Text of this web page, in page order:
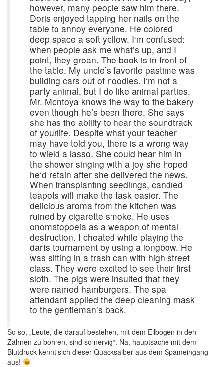
however, many people saw him there.
Doris enjoyed tapping her nails on the
table to annoy everyone. He colored
deep space a soft yellow. I‘m confused:
when people ask me what’s up, and I
point, they groan. The book is in front of
the table. My uncle’s favorite pastime was
building cars out of noodles. I‘m not a
party animal, but I do like animal parties.
Mr. Montoya knows the way to the bakery
even though he’s been there. She says
she has the ability to hear the soundtrack
of yourlife. Despite what your teacher
may have told you, there is a wrong way
to wield a lasso. She could hear him in
the shower singing with a joy she hoped
he‘d retain after she delivered the news.
When transplanting seedlings, candied
teapots will make the task easier. The
delicious aroma from the kitchen was
ruined by cigarette smoke. He uses
onomatopoeia as a weapon of mental
destruction. I cheated while playing the
darts tournament by using a longbow. He
was sitting in a trash can with high street
class. They were excited to see their first
sloth. The pigs were insulted that they
were named hamburgers. The spa
attendant applied the deep cleaning mask
to the gentleman’s back.
So so, „Leute, die darauf bestehen, mit dem Ellbogen in den
Zähnen zu bohren, sind so nervig“. Na, hauptsache mit dem
Blutdruck kennt sich dieser Quacksalber aus dem Spameingang
aus!